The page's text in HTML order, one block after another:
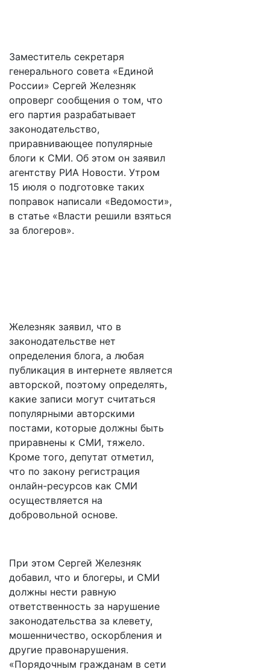
Заместитель секретаря
генерального совета «Единой
России» Сергей Железняк
опроверг сообщения о том, что
его партия разрабатывает
законодательство,
приравнивающее популярные
блоги к СМИ. Об этом он заявил
агентству РИА Новости. Утром
15 июля о подготовке таких
поправок написали «Ведомости»,
в статье «Власти решили взяться
за блогеров».
Железняк заявил, что в
законодательстве нет
определения блога, а любая
публикация в интернете является
авторской, поэтому определять,
какие записи могут считаться
популярными авторскими
постами, которые должны быть
приравнены к СМИ, тяжело.
Кроме того, депутат отметил,
что по закону регистрация
онлайн-ресурсов как СМИ
осуществляется на
добровольной основе.
При этом Сергей Железняк
добавил, что и блогеры, и СМИ
должны нести равную
ответственность за нарушение
законодательства за клевету,
мошенничество, оскорбления и
другие правонарушения.
«Порядочным гражданам в сети